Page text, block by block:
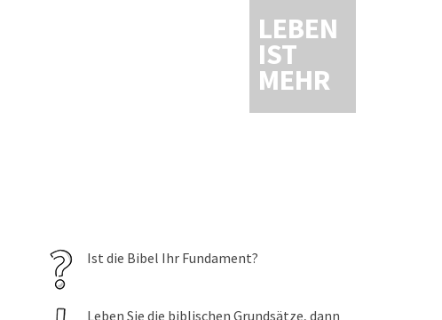
LEBEN
IST
MEHR
Ist die Bibel Ihr Fundament?
Leben Sie die biblischen Grundsätze, dann